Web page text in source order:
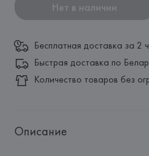
Нет в наличии
Бесплатная доставка за 2
Быстрая доставка по
Количество товаров без
Описание